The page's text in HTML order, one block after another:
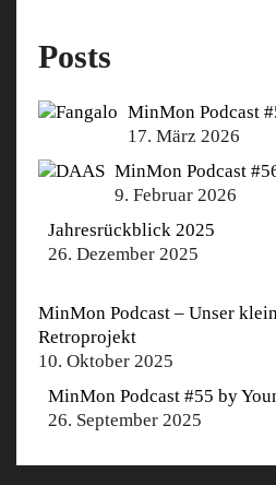
Posts
MinMon Podcast
17. März 2026
MinMon Podcast
9. Februar 2026
Jahresrückblick 2025
26. Dezember 2025
MinMon Podcast – Unser
Retroprojekt
10. Oktober 2025
MinMon Podcast #55 by
26. September 2025